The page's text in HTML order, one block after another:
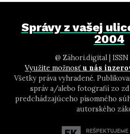
Správy z vašej
2004
@ Záhori.digital | ISSN
Využite možnosť u nás
Všetky práva vyhradené.
správ a/alebo fotografií zo
predchádzajúceho písomného
autorského